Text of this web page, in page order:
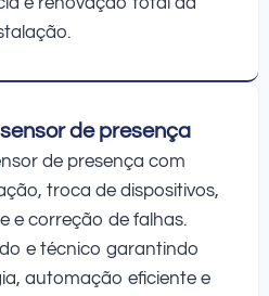
de presença
de presença com
troca de dispositivos,
e correção de falhas.
e técnico garantindo
automação eficiente e